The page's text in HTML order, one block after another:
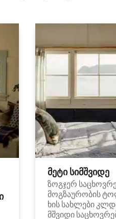
მეტი სიმშვიდე
ზოგჯერ
მოგზაურობის
ხის სახლები
მშვიდი